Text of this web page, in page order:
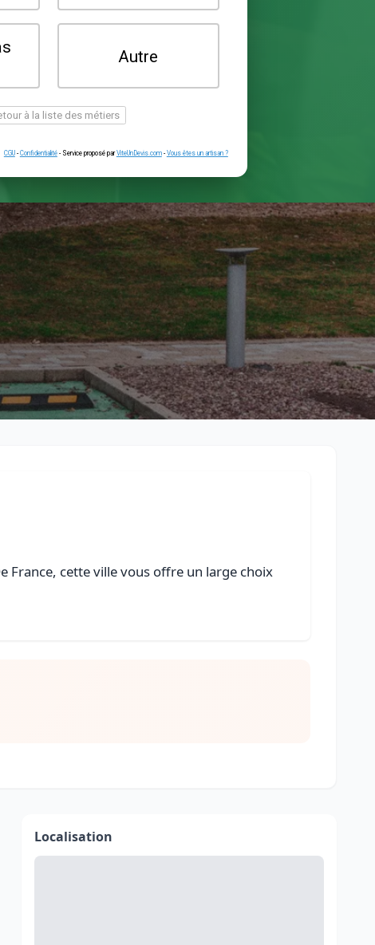
Une prise renforcée
(type greenup)
Je ne sais pas
Retour à la liste des métiers
Confidentialité - Service proposé par ViteUnDevis.com-
France, cette ville vous offre un large choix
Localisation